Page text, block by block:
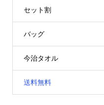
セット割
バッグ
今治タオル
送料無料